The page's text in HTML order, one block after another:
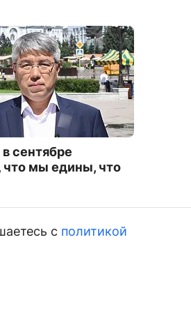
сентябре
мы едины, что
с политикой